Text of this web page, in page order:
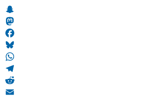
Snapchat
Mastodon
Facebook
Bluesky
WhatsApp
Telegram
Reddit